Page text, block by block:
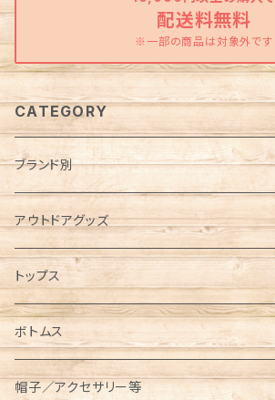
配送料無料
※一部の商品は対象外です
CATEGORY
ブランド別
Abu Garcia（アブガルシア）
anello（アネロ）
AO Coolers（エーオークーラーズ）
asobito（アソビト）
アウトドアグッズ
焚き火グッズ
ケース各種
コンテナ／ツールボックス
テーブル／チェア
トップス
ノースリーブ／タンクトップ
半袖Tシャツ
ボトムス
オーバーオール／オールインワン
帽子／アクセサリー等